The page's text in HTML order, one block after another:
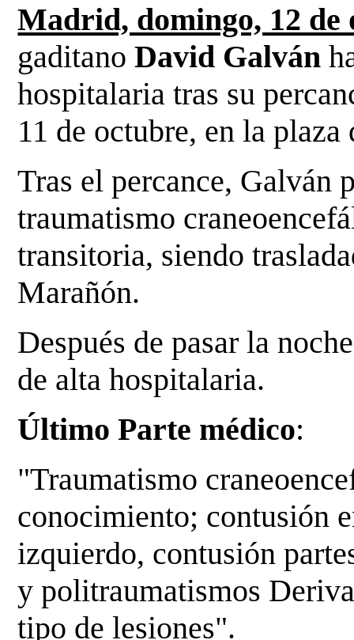
Madrid, domingo, 12 de
gaditanoDavid Galván
hospitalaria tras su
11 de octubre, en la
Tras el percance, Galván
traumatismo
transitoria, siendo
Marañón.
Después de pasar la
de alta hospitalaria.
Último Parte médico:
"Traumatismo
conocimiento; contusión
izquierdo, contusión
y politraumatismos
tipo de lesiones".